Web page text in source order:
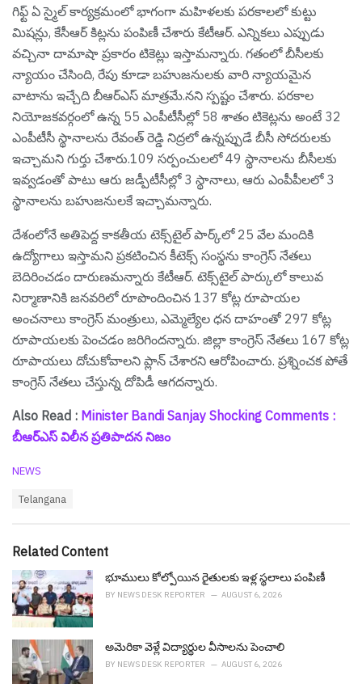
గిఫ్ట్ ఏ స్మైల్ కార్యక్రమంలో భాగంగా మహిళలకు పరకాలలో కుట్టు
మిషన్లు, కేసీఆర్ కిట్లను పంపిణీ చేశారు కేటీఆర్. ఎన్నిక‌లు ఎప్పుడు
వ‌చ్చినా దామాషా ప్ర‌కారం టికెట్లు ఇస్తామ‌న్నారు. గతంలో బీసీలకు
న్యాయం చేసింది, రేపు కూడా బహుజనులకు వారి న్యాయమైన
వాటాను ఇచ్చేది బీఆర్ఎస్ మాత్రమే.న‌ని స్ప‌ష్టం చేశారు. పరకాల
నియోజకవర్గంలో ఉన్న 55 ఎంపీటీసీల్లో 58 శాతం టికెట్లను అంటే 32
ఎంపీటీసీ స్థానాలను రేవంత్ రెడ్డి నిద్రలో ఉన్నప్పుడే బీసీ సోదరులకు
ఇచ్చామ‌ని గుర్తు చేశారు.109 సర్పంచులలో 49 స్థానాలను బీసీలకు
ఇవ్వడంతో పాటు ఆరు జడ్పీటీసీల్లో 3 స్థానాలు, ఆరు ఎంపీపీలలో 3
స్థానాలను బహుజనులకే ఇచ్చామ‌న్నారు.
దేశంలోనే అతిపెద్ద కాకతీయ టెక్స్‌టైల్ పార్క్‌లో 25 వేల మందికి
ఉద్యోగాలు ఇస్తామని ప్రకటించిన కీటెక్స్ సంస్థను కాంగ్రెస్ నేతలు
బెదిరించ‌డం దారుణ‌మ‌న్నారు కేటీఆర్. టెక్స్‌టైల్ పార్కులో కాలువ
నిర్మాణానికి జనవరిలో రూపొందించిన 137 కోట్ల రూపాయల
అంచనాలు కాంగ్రెస్ మంత్రులు, ఎమ్మెల్యేల ధన దాహంతో 297 కోట్ల
రూపాయలకు పెంచ‌డం జ‌రిగింద‌న్నారు. జిల్లా కాంగ్రెస్ నేతలు 167 కోట్ల
రూపాయలు దోచుకోవాలని ప్లాన్ చేశార‌ని ఆరోపించారు. ప్రశ్నించక పోతే
కాంగ్రెస్ నేతలు చేస్తున్న దోపిడీ ఆగదన్నారు.
Also Read : Minister Bandi Sanjay Shocking Comments :
బీఆర్ఎస్ విలీన ప్ర‌తిపాద‌న నిజం
C
o
r
i
e
s
:
NEWS
:
Telangana
Related Content
భూములు కోల్పోయిన రైతుల‌కు ఇళ్ల స్థ‌లాలు పంపిణీ
BY NEWS DESK REPORTER AUGUST 6, 2026
అమెరికా వెళ్లే విద్యార్థుల వీసాల‌ను పెంచాలి
BY NEWS DESK REPORTER AUGUST 6, 2026